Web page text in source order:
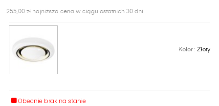
255,00 zł najniższa cena w ciągu ostatnich 30 dni
Kolor :Złoty
Obecnie brak na stanie